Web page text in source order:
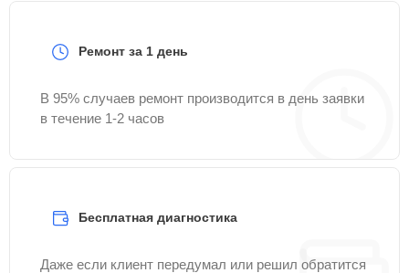
Ремонт за 1 день
В 95% случаев ремонт производится в день заявки
в течение 1-2 часов
Бесплатная диагностика
Даже если клиент передумал или решил обратится